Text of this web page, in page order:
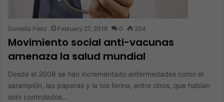
Daniella Páez February 27, 2018 0 204
Movimiento social anti-vacunas
amenaza la salud mundial
Desde el 2008 se han incrementado enfermedades como el
sarampión, las paperas y la tos ferina, entre otros, que habían
sido controlados…